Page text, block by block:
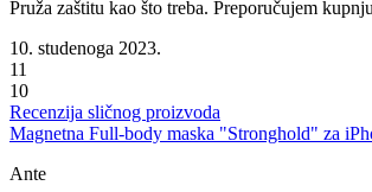
Pruža zaštitu kao što treba. Preporučujem
10. studenoga 2023.
11
10
Recenzija sličnog proizvoda
Magnetna Full-body maska "Stronghold" za
Ante